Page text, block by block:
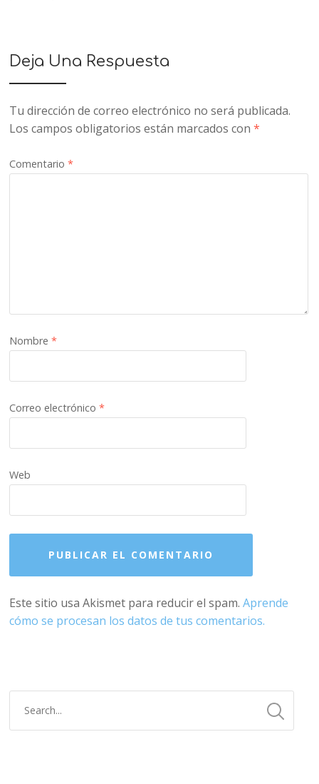
Deja Una Respuesta
Tu dirección de correo electrónico no será publicada.
Los campos obligatorios están marcados con*
Comentario*
Nombre*
Correo electrónico*
Web
Este sitio usa Akismet para reducir el spam.Aprende
cómo se procesan los datos de tus comentarios.